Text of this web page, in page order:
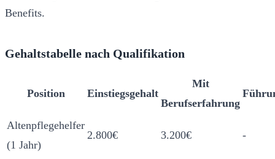
Benefits.
Gehaltstabelle nach Qualifikation
Position Einstiegsgehalt
Mit
Berufserfahrung
Altenpflegehelfer
(1 Jahr)
2.800€ 3.200€ -